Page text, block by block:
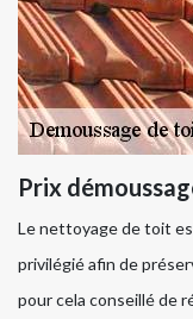
Prix
Le nettoyage de toit
privilégié afin de
pour cela conseillé de